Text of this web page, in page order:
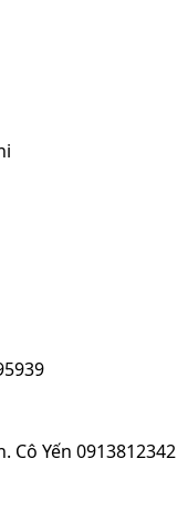
Cô Yến 0913812342